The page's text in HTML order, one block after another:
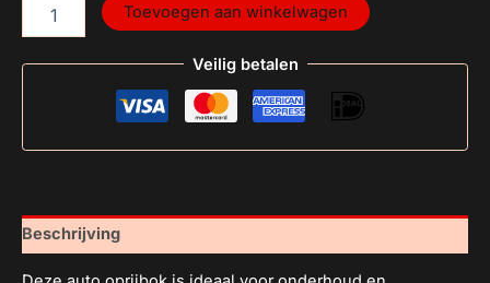
Toevoegen aan winkelwagen
Veilig betalen
Beschrijving